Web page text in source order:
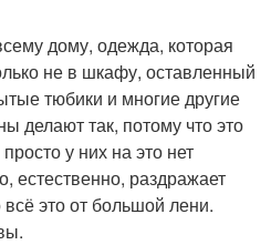
дому, одежда, которая
не в шкафу, оставленный
тюбики и многие другие
делают так, потому что это
у них на это нет
естественно, раздражает
это от большой лени.